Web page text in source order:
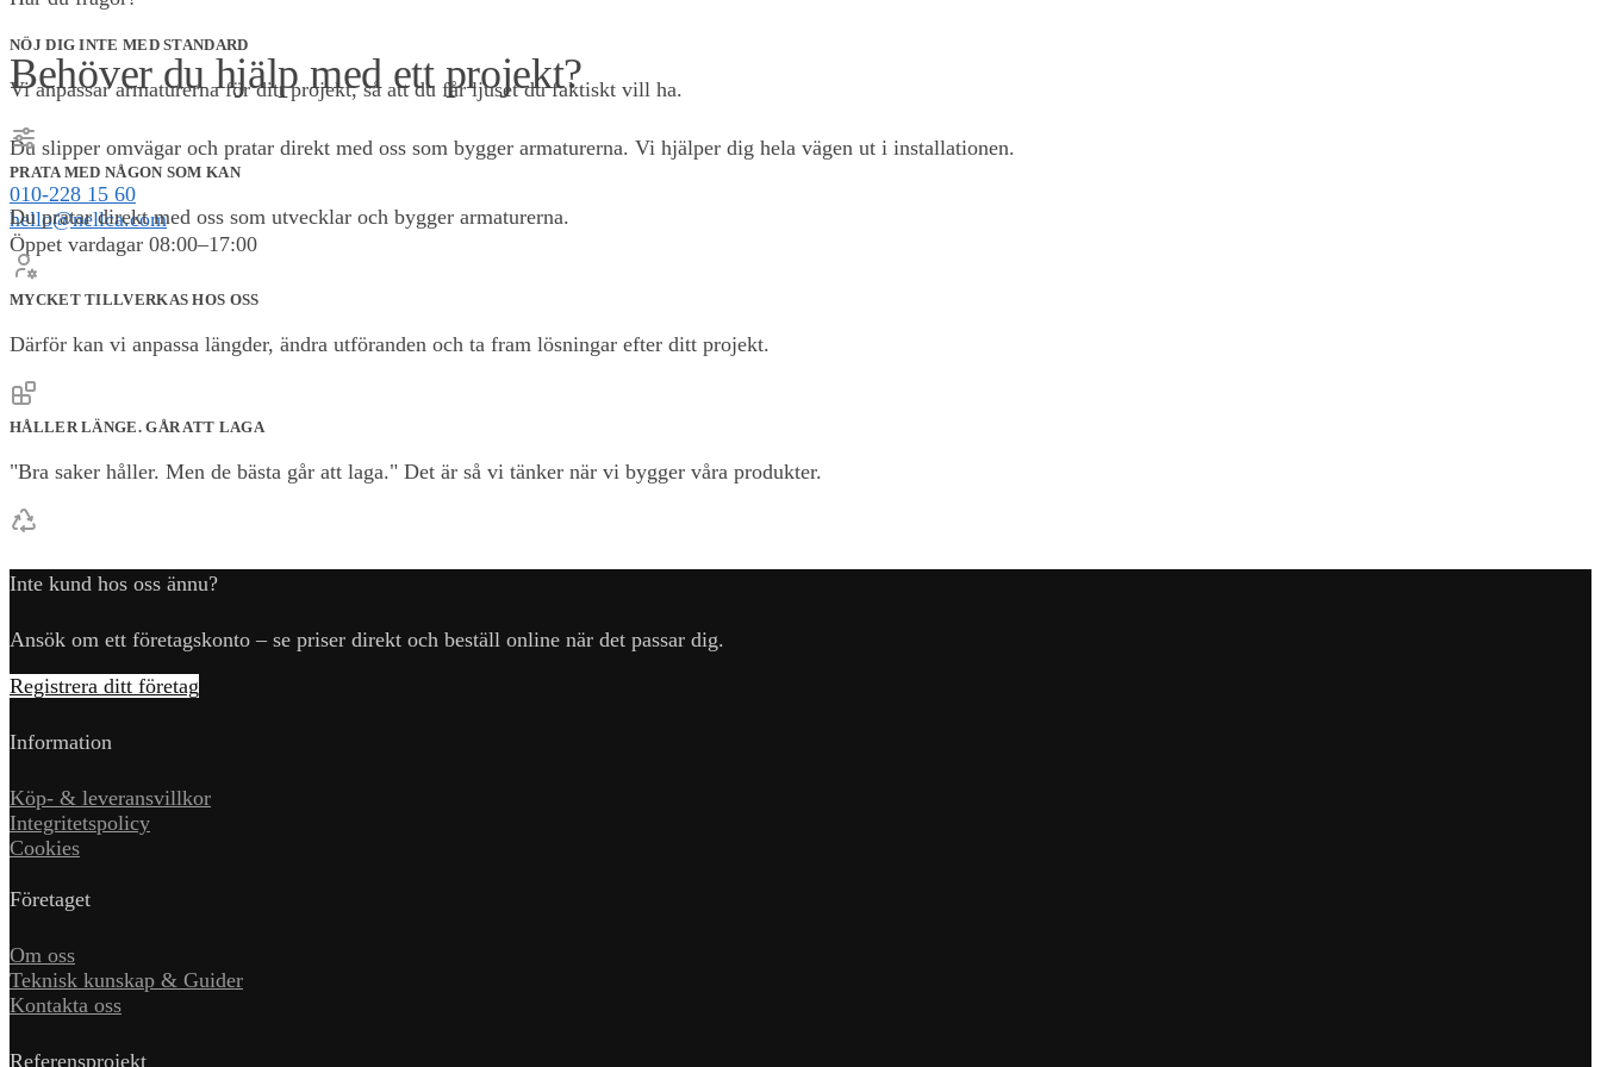
Behöver du hjälp med ett projekt?
Du slipper omvägar och pratar direkt med oss som bygger armaturerna. Vi hjälper dig hela vägen ut i installationen.
010-228 15 60
hello@nellca.com
Öppet vardagar 08:00–17:00
NÖJ DIG INTE MED STANDARD
Vi anpassar armaturerna för ditt projekt, så att du får ljuset du faktiskt vill ha.
PRATA MED NÅGON SOM KAN
Du pratar direkt med oss som utvecklar och bygger armaturerna.
MYCKET TILLVERKAS HOS OSS
Därför kan vi anpassa längder, ändra utföranden och ta fram lösningar efter ditt projekt.
HÅLLER LÄNGE. GÅR ATT LAGA
"Bra saker håller. Men de bästa går att laga." Det är så vi tänker när vi bygger våra produkter.
Inte kund hos oss ännu?
Ansök om ett företagskonto – se priser direkt och beställ online när det passar dig.
Registrera ditt företag
Information
Köp- & leveransvillkor
Integritetspolicy
Cookies
Företaget
Om oss
Teknisk kunskap & Guider
Kontakta oss
Referensprojekt